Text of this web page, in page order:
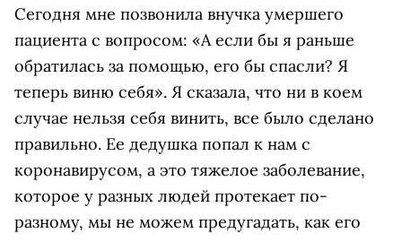
Сегодня мне позвонила внучка умершего
пациента с вопросом: «А если бы я раньше
обратилась за помощью, его бы спасли? Я
теперь виню себя»‎. Я сказала, что ни в коем
случае нельзя себя винить, все было сделано
правильно. Ее дедушка попал к нам с
коронавирусом, а это тяжелое заболевание,
которое у разных людей протекает по-
разному, мы не можем предугадать, как его